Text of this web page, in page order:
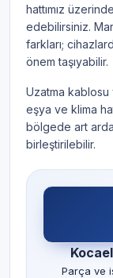
hattımız
edebilirsiniz.
farkları;
önem taşıyabilir.
Uzatma kablosu
eşya ve klima
bölgede art arda
birleştirilebilir.
Parça ve